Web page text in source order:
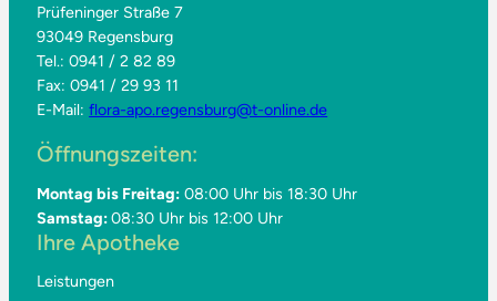
Prüfeninger Straße 7
93049 Regensburg
Tel.: 0941 / 2 82 89
Fax: 0941 / 29 93 11
E-Mail:flora-apo.regensburg@t-online.de
Öffnungszeiten:
Montag bis Freitag: 08:00 Uhr bis 18:30 Uhr
Samstag:08:30 Uhr bis 12:00 Uhr
Ihre Apotheke
Leistungen